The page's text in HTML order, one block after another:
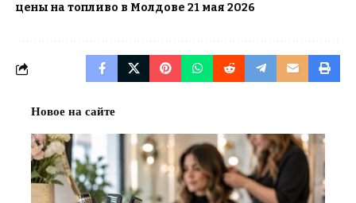
цены на топливо в Молдове 21 мая 2026
Новое на сайте